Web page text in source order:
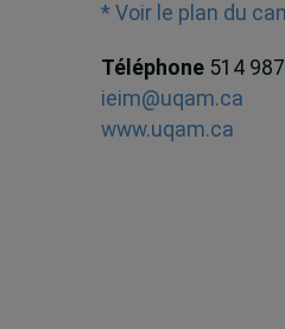
* Voir le plan du
Téléphone 514
ieim@uqam.ca
www.uqam.ca